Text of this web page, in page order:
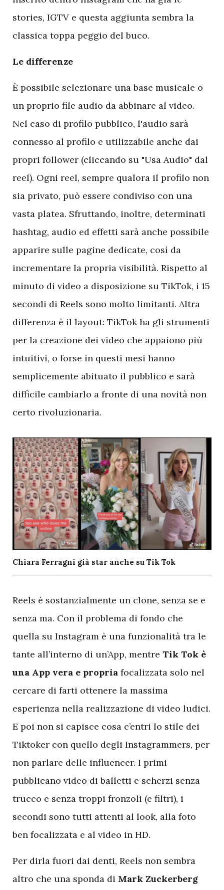
stories, IGTV e questa aggiunta sembra la
classica toppa peggio del buco.
Le differenze
È possibile selezionare una base musicale o
un proprio file audio da abbinare al video.
Nel caso di profilo pubblico, l'audio sarà
connesso al profilo e utilizzabile anche dai
propri follower (cliccando su "Usa Audio" dal
reel). Ogni reel, sempre qualora il profilo non
sia privato, può essere condiviso con una
vasta platea. Sfruttando, inoltre, determinati
hashtag, audio ed effetti sarà anche possibile
apparire sulle pagine dedicate, così da
incrementare la propria visibilità. Rispetto al
minuto di video a disposizione su TikTok, i 15
secondi di Reels sono molto limitanti. Altra
differenza è il layout: TikTok ha gli strumenti
per la creazione dei video che appaiono più
intuitivi, o forse in questi mesi hanno
semplicemente abituato il pubblico e sarà
difficile cambiarlo a fronte di una novità non
certo rivoluzionaria.
Chiara Ferragni già star anche su Tik Tok
Reels è sostanzialmente un clone, senza se e
senza ma. Con il problema di fondo che
quella su Instagram è una funzionalità tra le
tante all’interno di un’App, mentre Tik Tok è
una App vera e propria focalizzata solo nel
cercare di farti ottenere la massima
esperienza nella realizzazione di video ludici.
E poi non si capisce cosa c’entri lo stile dei
Tiktoker con quello degli Instagrammers, per
non parlare delle influencer. I primi
pubblicano video di balletti e scherzi senza
trucco e senza troppi fronzoli (e filtri), i
secondi sono tutti attenti al look, alla foto
ben focalizzata e al video in HD.
Per dirla fuori dai denti, Reels non sembra
altro che una sponda di Mark Zuckerberg